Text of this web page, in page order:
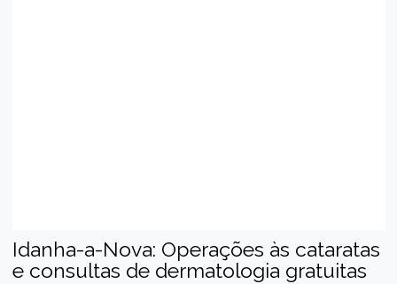
Idanha-a-Nova: Operações às cataratas
e consultas de dermatologia gratuitas